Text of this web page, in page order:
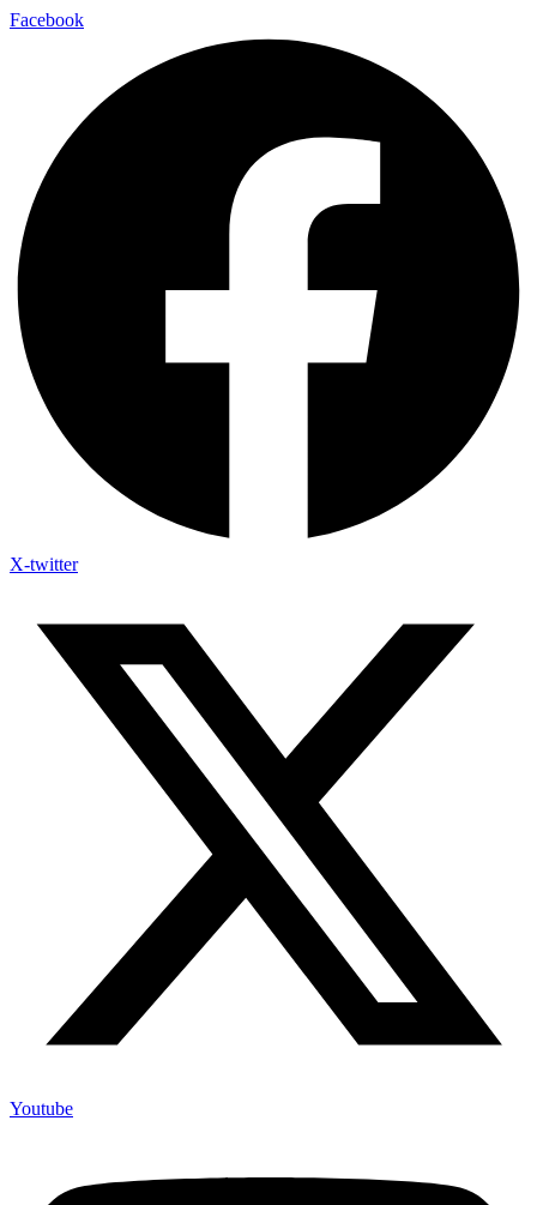
Facebook
X-twitter
Youtube